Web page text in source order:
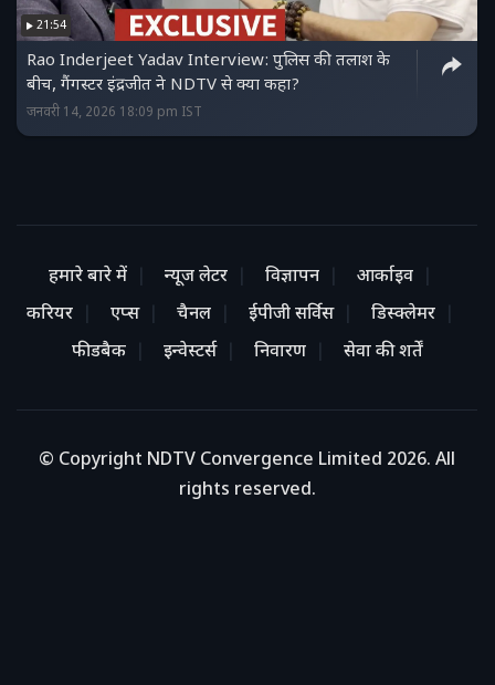
21:54
Rao Inderjeet Yadav Interview: पुलिस की तलाश के
बीच, गैंगस्टर इंद्रजीत ने NDTV से क्या कहा?
जनवरी 14, 2026 18:09 pm IST
हमारे बारे में न्यूज लेटर विज्ञापन
आर्काइव
करियर
एप्स चैनल ईपीजी सर्विस
डिस्क्लेमर
फीडबैक
इन्वेस्टर्स निवारण सेवा की शर्तें
© Copyright NDTV Convergence Limited 2026. All
rights reserved.